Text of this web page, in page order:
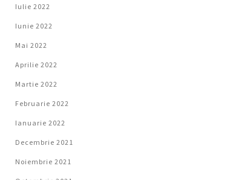
Iulie 2022
Iunie 2022
Mai 2022
Aprilie 2022
Martie 2022
Februarie 2022
Ianuarie 2022
Decembrie 2021
Noiembrie 2021